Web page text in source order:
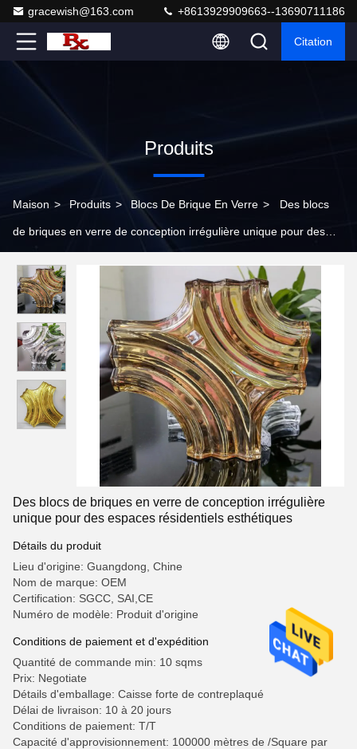
gracewish@163.com +8613929909663--13690711186
Citation
Produits
Maison > Produits > Blocs De Brique En Verre > Des blocs
de briques en verre de conception irrégulière unique pour des
Des blocs de briques en verre de conception irrégulière
unique pour des espaces résidentiels esthétiques
Détails du produit
Lieu d'origine: Guangdong, Chine
Nom de marque: OEM
Certification: SGCC, SAI,CE
Numéro de modèle: Produit d'origine
Conditions de paiement et d'expédition
Quantité de commande min: 10 sqms
Prix: Negotiate
Détails d'emballage: Caisse forte de contreplaqué
Délai de livraison: 10 à 20 jours
Conditions de paiement: T/T
Capacité d'approvisionnement: 100000 mètres de /Square par